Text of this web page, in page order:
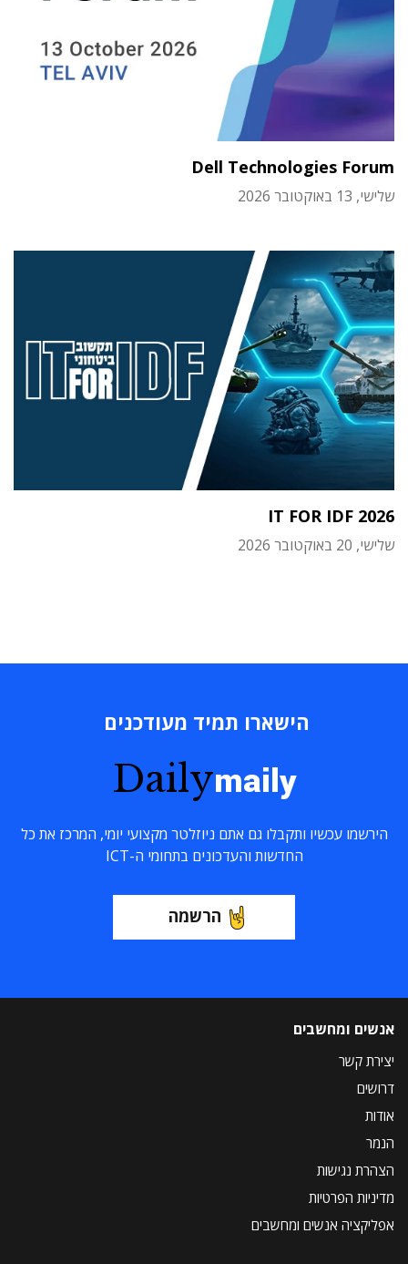
Dell Technologies Forum
שלישי, 13 באוקטובר 2026
IT FOR IDF 2026
שלישי, 20 באוקטובר 2026
הישארו תמיד מעודכנים
Dailymaily
הירשמו עכשיו ותקבלו גם אתם ניוזלטר מקצועי יומי, המרכז את כל
החדשות והעדכונים בתחומי ה-ICT
הרשמה
אנשים ומחשבים
יצירת קשר
דרושים
אודות
הנמר
הצהרת נגישות
מדיניות הפרטיות
אפליקציה אנשים ומחשבים